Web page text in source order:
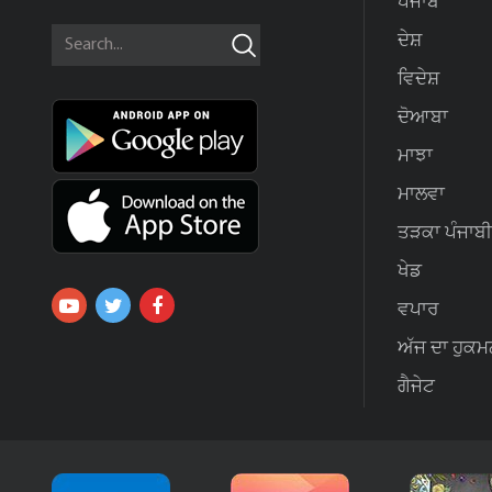
ਦੇਸ਼
ਵਿਦੇਸ਼
ਦੋਆਬਾ
ਮਾਝਾ
ਮਾਲਵਾ
ਤੜਕਾ ਪੰਜਾਬੀ
ਖੇਡ
ਵਪਾਰ
ਅੱਜ ਦਾ
ਗੈਜੇਟ